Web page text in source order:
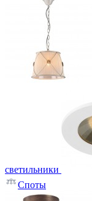
светильники
Споты